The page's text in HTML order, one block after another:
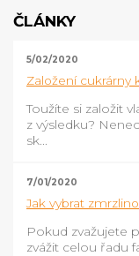
ČLÁNKY
5/02/2020
Založení cukrárny
Toužíte si založit
z výsledku?
sk...
7/01/2020
Jak vybrat
Pokud zvažujete
zvážit celou řadu